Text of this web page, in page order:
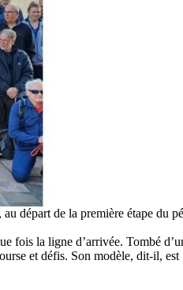
départ de la première étape du
fois la ligne d’arrivée. Tombé
et défis. Son modèle, dit-il,